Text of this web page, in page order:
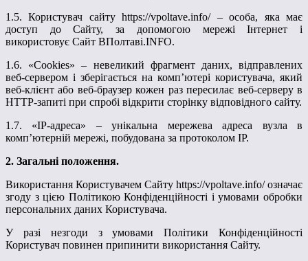
1.5. Користувач сайтуhttps://vpoltave.info/– особа, яка має
доступ до Сайту, за допомогою мережі Інтернет і
використовує Сайт ВПолтаві.INFO.
1.6. «Cookies» – невеликий фрагмент даних, відправлених
веб-сервером і зберігається на комп’ютері користувача, який
веб-клієнт або веб-браузер кожен раз пересилає веб-серверу в
НТТР-запиті при спробі відкрити сторінку відповідного сайту.
1.7. «IP-адреса» – унікальна мережева адреса вузла в
комп’ютерній мережі, побудована за протоколом IP.
2. Загальні положення.
Використання Користувачем Сайту https://vpoltave.info/означає
згоду з цією Політикою Конфіденційності і умовами обробки
персональних даних Користувача.
У разі незгоди з умовами Політики Конфіденційності
Користувач повинен припинити використання Сайту.